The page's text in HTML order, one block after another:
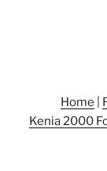
Home
Kenia 2000